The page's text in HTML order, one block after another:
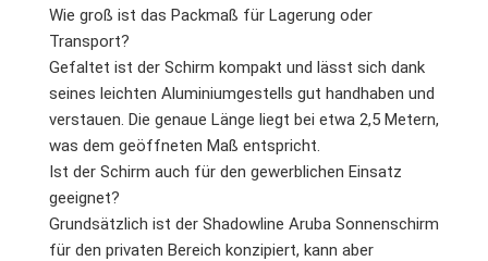
Wie groß ist das Packmaß für Lagerung oder
Transport?
Gefaltet ist der Schirm kompakt und lässt sich dank
seines leichten Aluminiumgestells gut handhaben und
verstauen. Die genaue Länge liegt bei etwa 2,5 Metern,
was dem geöffneten Maß entspricht.
Ist der Schirm auch für den gewerblichen Einsatz
geeignet?
Grundsätzlich ist der Shadowline Aruba Sonnenschirm
für den privaten Bereich konzipiert, kann aber